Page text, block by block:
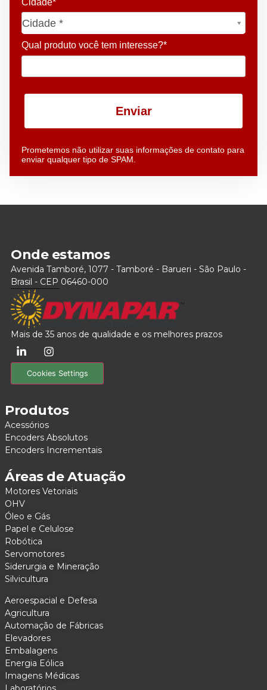
Cidade *
Cidade*
Qual produto você tem interesse?*
Enviar
Prometemos não utilizar suas informações de contato para
enviar qualquer tipo de SPAM.
Onde estamos
Avenida Tamboré, 1077 - Tamboré - Barueri - São Paulo -
Brasil - CEP 06460-000
Mais de 35 anos de qualidade e os melhores prazos
Cookies Settings
Produtos
Acessórios
Encoders Absolutos
Encoders Incrementais
Áreas de Atuação
Motores Vetoriais
OHV
Óleo e Gás
Papel e Celulose
Robótica
Servomotores
Siderurgia e Mineração
Silvicultura
Aeroespacial e Defesa
Agricultura
Automação de Fábricas
Elevadores
Embalagens
Energia Eólica
Imagens Médicas